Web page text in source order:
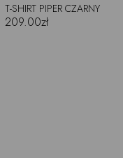
T-SHIRT PIPER CZARNY
209.00zł